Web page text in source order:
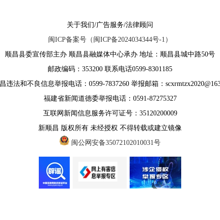
关于我们/广告服务/法律顾问
闽ICP备案号（闽ICP备2024034344号-1）
顺昌县委宣传部主办 顺昌县融媒体中心承办 地址：顺昌县城中路50号
邮政编码：353200 联系电话0599-8301185
违法和不良信息举报电话：0599-7837260 举报邮箱：
福建省新闻道德委举报电话：0591-87275327
互联网新闻信息服务许可证号：35120200009
新顺昌 版权所有 未经授权 不得转载或建立镜像
闽公网安备35072102010031号